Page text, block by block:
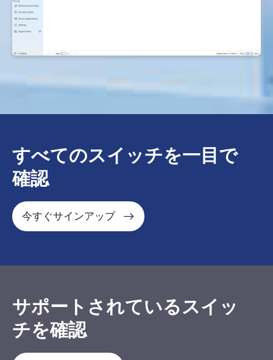
すべてのスイッチを一目で
確認
今すぐサインアップ
サポートされているスイッ
チを確認